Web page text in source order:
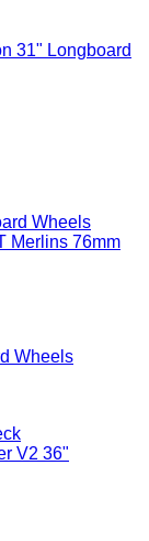
Wheels